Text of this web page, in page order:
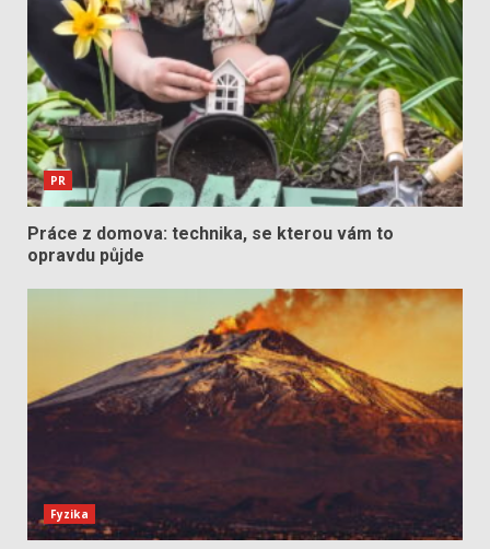
PR
Práce z domova: technika, se kterou vám to
opravdu půjde
Fyzika